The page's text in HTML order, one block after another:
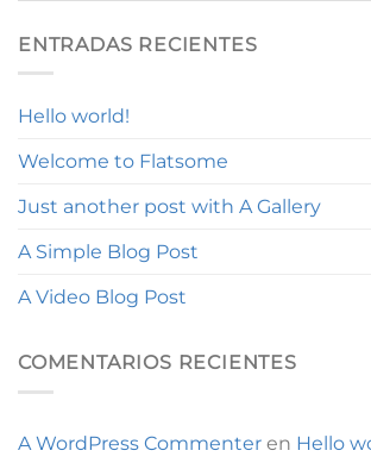
ENTRADAS RECIENTES
Hello world!
Welcome to Flatsome
Just another post with A Gallery
A Simple Blog Post
A Video Blog Post
COMENTARIOS RECIENTES
A WordPress Commenter en Hello